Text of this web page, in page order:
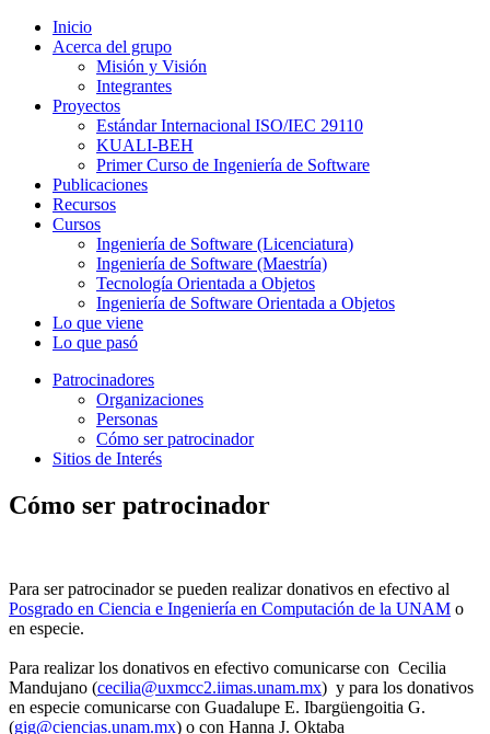
Inicio
Acerca del grupo
Misión y Visión
Integrantes
Proyectos
Estándar Internacional ISO/IEC 29110
KUALI-BEH
Primer Curso de Ingeniería de Software
Publicaciones
Recursos
Cursos
Ingeniería de Software (Licenciatura)
Ingeniería de Software (Maestría)
Tecnología Orientada a Objetos
Ingeniería de Software Orientada a Objetos
Lo que viene
Lo que pasó
Patrocinadores
Organizaciones
Personas
Cómo ser patrocinador
Sitios de Interés
Cómo ser patrocinador
Para ser patrocinador se pueden realizar donativos en efectivo al
Posgrado en Ciencia e Ingeniería en Computación de la UNAM o
en especie.
Para realizar los donativos en efectivo comunicarse con Cecilia
Mandujano (cecilia@uxmcc2.iimas.unam.mx) y para los donativos
en especie comunicarse con Guadalupe E. Ibargüengoitia G.
(gig@ciencias.unam.mx) o con Hanna J. Oktaba